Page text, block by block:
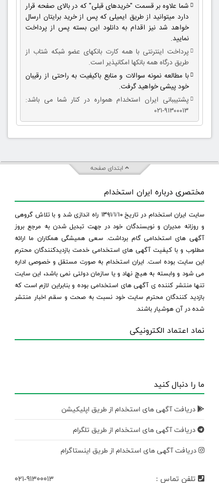
شما علاوه بر قسمت "خریدهای قبلی" که در بالای صفحه قرار
دارد میتوانید از طریق ایمیلی که پس از خرید برایتان ارسال
خواهد شد نیز اقدام به دانلود این بسته پس از پرداخت
نمایید.
پرداخت اینترنتی با همه کارت بانکهای عضو شبکه شتاب از
طریق درگاه همه بانکها امکانپذیر است.
با مطالعه نمونه سوالات و منابع باکیفیت به راحتی از رقیبان
خود پیشی خواهید گرفت.
پشتیببانی ایران استخدام همواره در کنار شما می باشد:
۹۱۳۰۰۰۱۳-۰۲۱
ابتدای صفحه
مختصری درباره ایران استخدام
سایت ایران استخدام در تاریخ ۱۳۹۱/۱/۱۰ راه اندازی شد و با تلاش گروهی
و روزانه مدیران و نویسندگان خود در جهت تبدیل شدن به مرجع بروز
آگهی های استخدامی گام برداشت. سعی همیشگی همکاران ما ارائه
مطلوب و با کیفیت آگهی های استخدامی خدمت بازدیدکنندگان محترم
این سایت بوده است. ایران استخدام به صورت مستقل و خصوصی اداره
می شود و وابسته به هیچ نهاد و یا سازمان دولتی نمی باشد، این سایت
تنها منتشر کننده ی آگهی های استخدامی بوده و بنابراین لازم است که
بازدید کنندگان محترم سایت خود نسبت به صحت و سقم اخبار منتشر
شده در آن هوشیار باشند.
نماد اعتماد الکترونیکی
ما را دنبال کنید
دریافت آگهی های استخدام از طریق اپلیکیشن
دریافت آگهی های استخدام از طریق تلگرام
دریافت آگهی های استخدام از طریق اینستاگرام
تلفن تماس : ۰۲۱-۹۱۳۰۰۰۱۳